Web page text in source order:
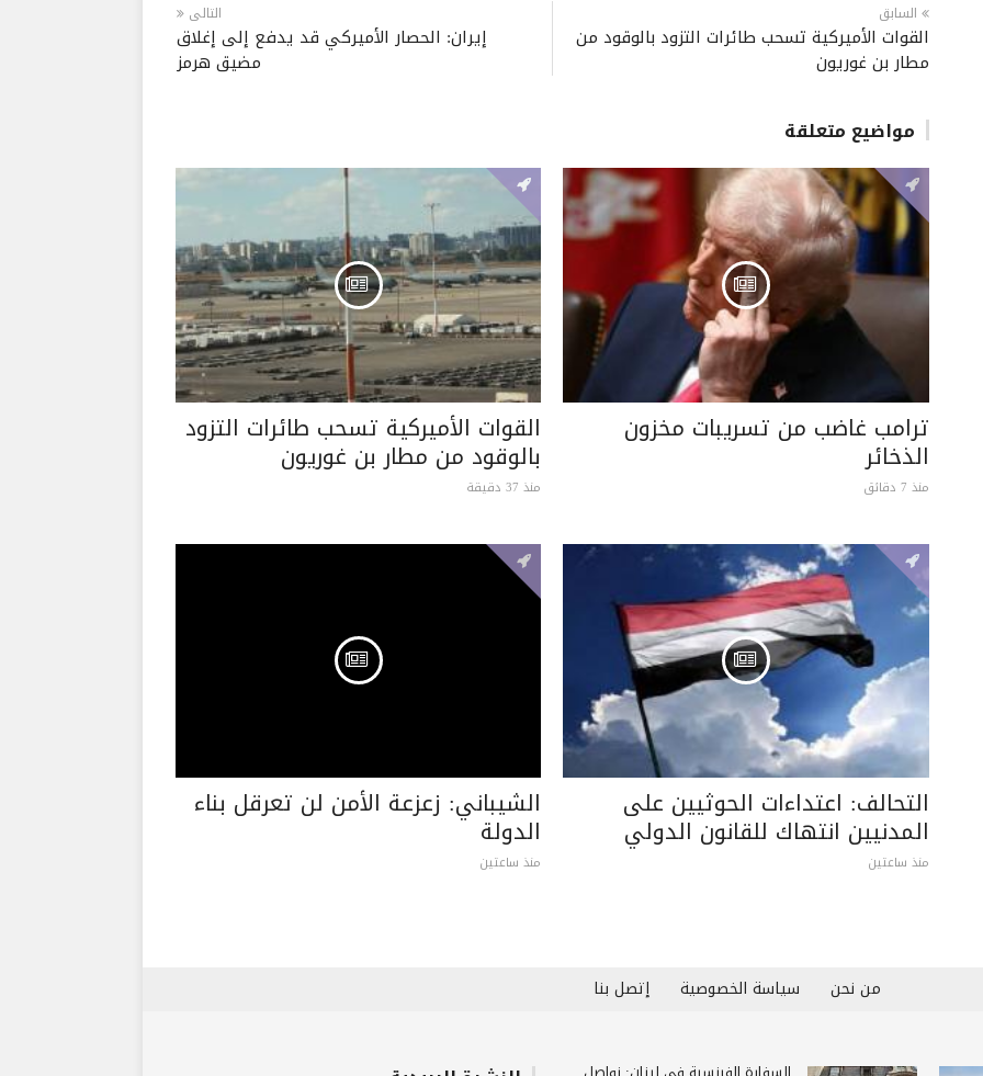
السابق
القوات الأميركية تسحب طائرات التزود بالوقود من
مطار بن غوريون
التالى
إيران: الحصار الأميركي قد يدفع إلى إغلاق
مضيق هرمز
مواضيع متعلقة
ترامب غاضب من تسريبات مخزون
الذخائر
منذ 7 دقائق
القوات الأميركية تسحب طائرات التزود
بالوقود من مطار بن غوريون
منذ 37 دقيقة
التحالف: اعتداءات الحوثيين على
المدنيين انتهاك للقانون الدولي
منذ ساعتين
الشيباني: زعزعة الأمن لن تعرقل بناء
الدولة
منذ ساعتين
من نحن سياسة الخصوصية إتصل بنا